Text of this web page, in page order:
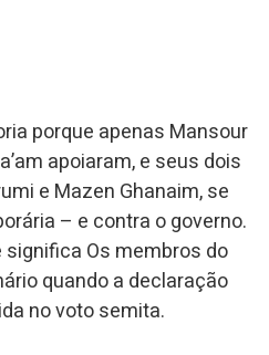
porque apenas Mansour
apoiaram, e seus dois
e Mazen Ghanaim, se
– e contra o governo.
significa Os membros do
quando a declaração
no voto semita.